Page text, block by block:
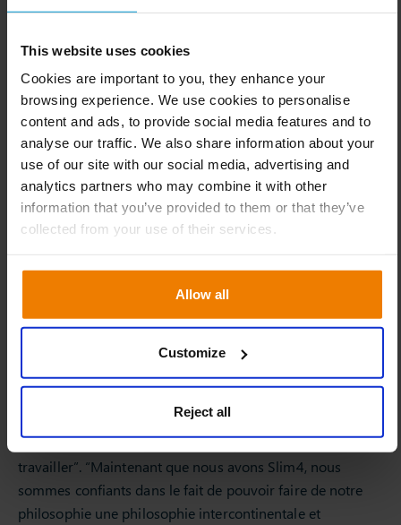
This website uses cookies
Cookies are important to you, they enhance your
browsing experience. We use cookies to personalise
content and ads, to provide social media features and to
analyse our traffic. We also share information about your
use of our site with our social media, advertising and
analytics partners who may combine it with other
information that you’ve provided to them or that they’ve
collected from your use of their services.
Allow all
Customize
Reject all
ensemble. “La décision d’implémenter Slim4 reposait non
disponibilité, principalement grâce à la gestion par
exception, mais également sur son potentiel à pouvoir
réduire les stocks. L’analyse effectuée dans le cadre de
l’implémentation a clairement mis en évidence les zones
d’amélioration, lesquelles ont représenté une réduction
globale des stocks de 1,5 M£ sur l’année 2010.”
Amélioration du processus S&OP
aux États-Unis nous a obligé à repenser l’ensemble de
notre chaîne d’approvisionnement. Slim4 nous a donné
l’occasion de rationaliser notre processus S&OP et nous a
permis d’être opérationnels.” Non content de «
également été classé par le Sunday Times comme l’une
des “100 meilleures PME dans lesquelles il fait bon
travailler”. “Maintenant que nous avons Slim4, nous
sommes confiants dans le fait de pouvoir faire de notre
philosophie une philosophie intercontinentale et